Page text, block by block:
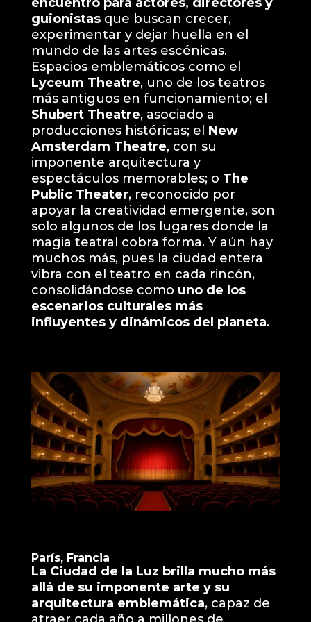
guionistasque buscan crecer,
experimentar y dejar huella en el
mundo de las artes escénicas.
Espacios emblemáticos como el
Lyceum Theatre, uno de los teatros
más antiguos en funcionamiento; el
Shubert Theatre, asociado a
producciones históricas; el New
Amsterdam Theatre, con su
imponente arquitectura y
espectáculos memorables; o The
Public Theater, reconocido por
apoyar la creatividad emergente, son
solo algunos de los lugares donde la
magia teatral cobra forma. Y aún hay
muchos más, pues la ciudad entera
vibra con el teatro en cada rincón,
consolidándose como uno de los
escenarios culturales más
influyentes y dinámicos del planeta.
París, Francia
La Ciudad de la Luz brilla mucho más
allá de su imponente arte y su
arquitectura emblemática, capaz de